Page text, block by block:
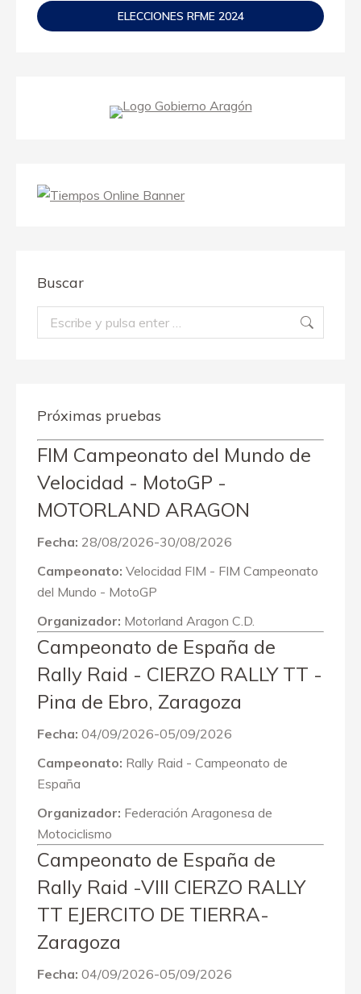
ELECCIONES RFME 2024
Buscar
Buscar:
Próximas pruebas
FIM Campeonato del Mundo de
Velocidad - MotoGP -
MOTORLAND ARAGON
Fecha: 28/08/2026-30/08/2026
Campeonato: Velocidad FIM - FIM Campeonato
del Mundo - MotoGP
Organizador: Motorland Aragon C.D.
Campeonato de España de
Rally Raid - CIERZO RALLY TT -
Pina de Ebro, Zaragoza
Fecha: 04/09/2026-05/09/2026
Campeonato: Rally Raid - Campeonato de
España
Organizador: Federación Aragonesa de
Motociclismo
Campeonato de España de
Rally Raid -VIII CIERZO RALLY
TT EJERCITO DE TIERRA-
Zaragoza
Fecha: 04/09/2026-05/09/2026